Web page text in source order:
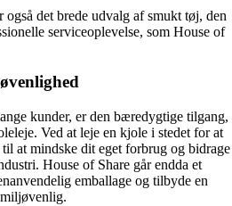
det brede udvalg af smukt tøj, den
serviceoplevelse, som House of
kunder, er den bæredygtige tilgang,
Ved at leje en kjole i stedet for at
at mindske dit eget forbrug og bidrage
House of Share går endda et
emballage og tilbyde en